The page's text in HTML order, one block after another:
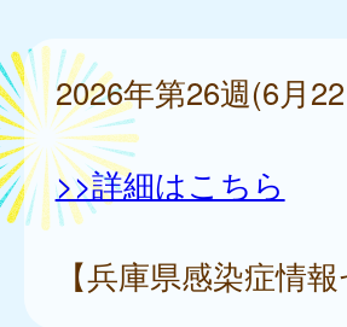
2026年第26週(6月
>>詳細はこちら
【兵庫県感染症情